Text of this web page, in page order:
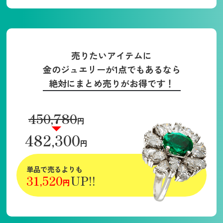
売りたいアイテムに
金のジュエリーが1点でもあるなら
絶対にまとめ売りがお得です！
450,780円
482,300円
単品で売るよりも
31,520円UP!!